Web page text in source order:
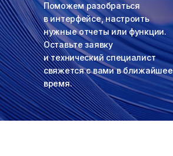
Поможем разобраться
в интерфейсе, настроить
нужные отчеты или функции.
Оставьте заявку
и технический специалист
свяжется с вами в ближайшее
время.